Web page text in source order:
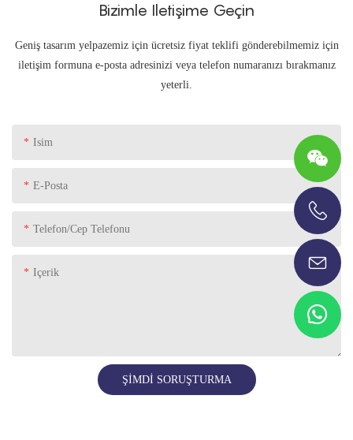
Bizimle Iletişime Geçin
Geniş tasarım yelpazemiz için ücretsiz fiyat teklifi gönderebilmemiz için
iletişim formuna e-posta adresinizi veya telefon numaranızı bırakmanız
yeterli.
Isim
E-Posta
Telefon/Cep Telefonu
Içerik
ŞIMDI SORUŞTURMA